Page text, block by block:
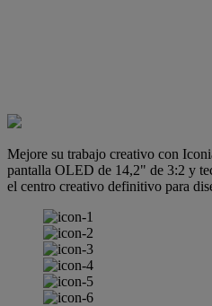
Mejore su trabajo creativo con
pantalla OLED de 14,2" de 3:2 y
el centro creativo definitivo para